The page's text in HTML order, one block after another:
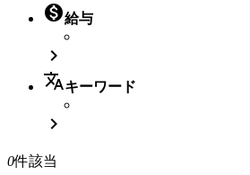
給与

translateキーワード

0件該当